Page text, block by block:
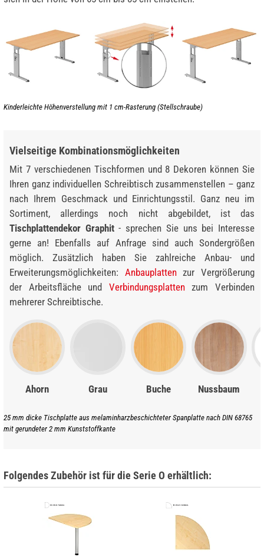
Kinderleichte Höhenverstellung mit 1 cm-Rasterung (Stellschraube)
Vielseitige Kombinationsmöglichkeiten
Mit 7 verschiedenen Tischformen und 8 Dekoren können Sie
Ihren ganz individuellen Schreibtisch zusammenstellen – ganz
nach Ihrem Geschmack und Einrichtungsstil. Ganz neu im
Sortiment, allerdings noch nicht abgebildet, ist das
Tischplattendekor Graphit- sprechen Sie uns bei Interesse
gerne an! Ebenfalls auf Anfrage sind auch Sondergrößen
möglich. Zusätzlich haben Sie zahlreiche Anbau- und
Erweiterungsmöglichkeiten: Anbauplattenzur Vergrößerung
der Arbeitsfläche und Verbindungsplattenzum Verbinden
mehrerer Schreibtische.
Ahorn Grau Buche Nussbaum
25 mm dicke Tischplatte aus melaminharzbeschichteter Spanplatte nach DIN 68765
mit gerundeter 2 mm Kunststoffkante
Folgendes Zubehör ist für die Serie O erhältlich: